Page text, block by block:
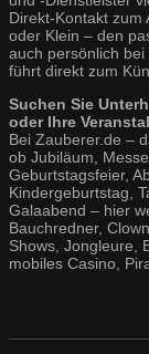
Direkt-Kontakt zum
oder Klein – den
auch persönlich
führt direkt zum
Suchen Sie
oder Ihre
Bei Zauberer.de –
ob Jubiläum,
Geburtstagsfeier,
Kindergeburtstag,
Galaabend – hier
Bauchredner,
Shows, Jongleure,
mobiles Casino,